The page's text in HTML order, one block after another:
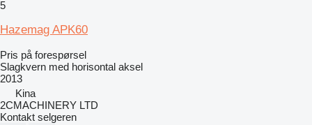
5
Hazemag APK60
Pris på forespørsel
Slagkvern med horisontal aksel
2013
Kina
2CMACHINERY LTD
Kontakt selgeren